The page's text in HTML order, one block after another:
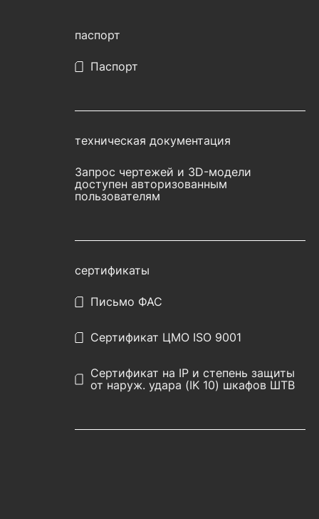
паспорт
Паспорт
техническая документация
Запрос чертежей и 3D-модели
доступен авторизованным
пользователям
сертификаты
Письмо ФАС
Сертификат ЦМО ISO 9001
Сертификат на IP и степень защиты
от наруж. удара (IK 10) шкафов ШТВ